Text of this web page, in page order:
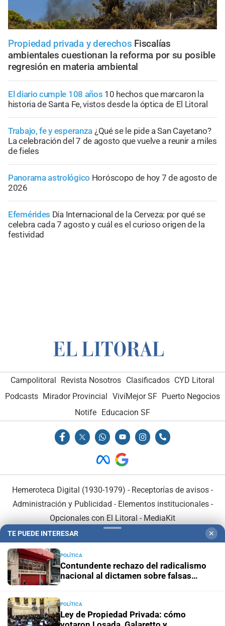
Propiedad privada y derechos Fiscalías
ambientales cuestionan la reforma por su posible
regresión en materia ambiental
El diario cumple 108 años 10 hechos que marcaron la
historia de Santa Fe, vistos desde la óptica de El Litoral
Trabajo, fe y esperanza ¿Qué se le pide a San Cayetano?
La celebración del 7 de agosto que vuelve a reunir a miles
de fieles
Panorama astrológico Horóscopo de hoy 7 de agosto de
2026
Efemérides Día Internacional de la Cerveza: por qué se
celebra cada 7 agosto y cuál es el curioso origen de la
festividad
Campolitoral Revista Nosotros Clasificados CYD Litoral
Podcasts Mirador Provincial VivíMejor SF Puerto Negocios
Notife
Educacion SF
Hemeroteca Digital (1930-1979) - Receptorías de avisos -
Administración y Publicidad - Elementos institucionales-
Opcionales con El Litoral - MediaKit
En Asociación con:
TE PUEDE INTERESAR ✕
POLÍTICA
Contundente rechazo del radicalismo
nacional al dictamen sobre falsas
POLÍTICA
Ley de Propiedad Privada: cómo